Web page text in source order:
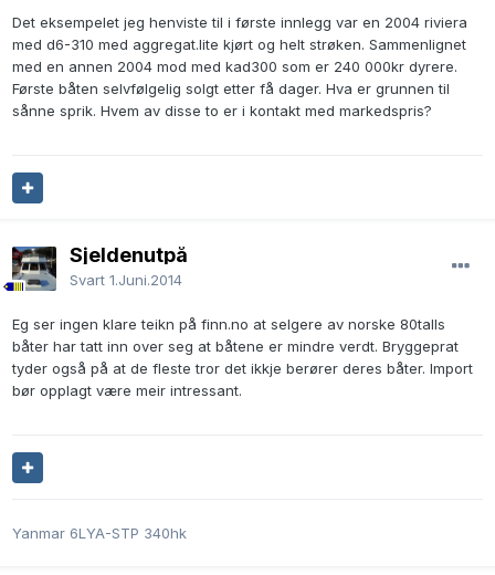
Det eksempelet jeg henviste til i første innlegg var en 2004 riviera
med d6-310 med aggregat.lite kjørt og helt strøken. Sammenlignet
med en annen 2004 mod med kad300 som er 240 000kr dyrere.
Første båten selvfølgelig solgt etter få dager. Hva er grunnen til
sånne sprik. Hvem av disse to er i kontakt med markedspris?
Sjeldenutpå
Svart 1.Juni.2014
Eg ser ingen klare teikn på finn.no at selgere av norske 80talls
båter har tatt inn over seg at båtene er mindre verdt. Bryggeprat
tyder også på at de fleste tror det ikkje berører deres båter. Import
bør opplagt være meir intressant.
Yanmar 6LYA-STP 340hk